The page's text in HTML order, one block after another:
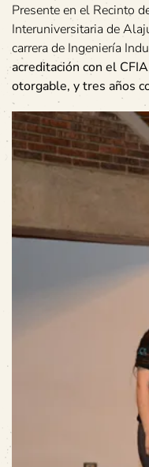
Presente en el Recinto
Interuniversitaria de
carrera de Ingeniería
acreditación con el
otorgable, y tres años